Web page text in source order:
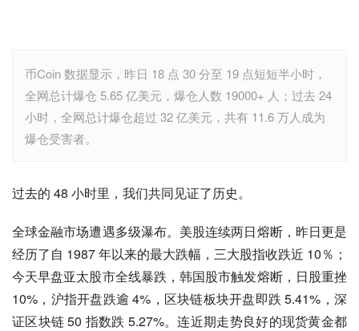
币Coin 数据显示，昨日 18 点 30 分至 19 点短短半小时，
全网总计爆仓 5.65 亿美元，爆仓人数 19000+ 人；过去 24
小时，全网总计爆仓超过 32 亿美元，共有 11.6 万人成为
爆仓受害者。
过去的 48 小时里，我们共同见证了历史。
全球金融市场遭遇多级瀑布。美股连续两日熔断，昨日更是
经历了自 1987 年以来的最大跌幅，三大股指收跌近 10％；
今天早盘亚太股市全线暴跌，韩国股市触发熔断，日股重挫
10%，沪指开盘跌逾 4%，区块链板块开盘即跌 5.41%，深
证区块链 50 指数跌 5.27%。连近期走势良好的现货黄金都